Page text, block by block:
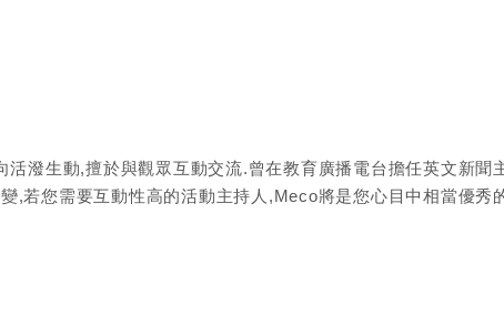
潑生動,擅於與觀眾互動交流.曾在教育廣播電台擔任英文新聞
,若您需要互動性高的活動主持人,Meco將是您心目中相當優秀